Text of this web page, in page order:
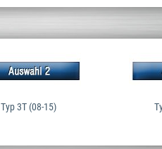
Typ 3T (08-15)